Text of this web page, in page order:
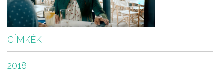
CÍMKÉK
2018